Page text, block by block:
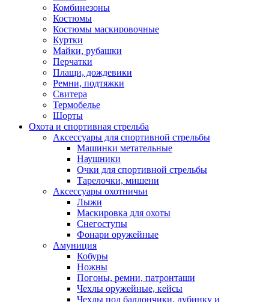
Комбинезоны
Костюмы
Костюмы маскировочные
Куртки
Майки, рубашки
Перчатки
Плащи, дождевики
Ремни, подтяжки
Свитера
Термобелье
Шорты
Охота и спортивная стрельба
Аксессуары для спортивной стрельбы
Машинки метательные
Наушники
Очки для спортивной стрельбы
Тарелочки, мишени
Аксессуары охотничьи
Лыжи
Маскировка для охоты
Снегоступы
Фонари оружейные
Амуниция
Кобуры
Ножны
Погоны, ремни, патронташи
Чехлы оружейные, кейсы
Чехлы под баллончики, дубинку и